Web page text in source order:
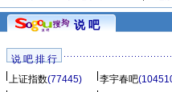
说 吧
说 吧 排 行
上证指数(77445) 李宇春吧